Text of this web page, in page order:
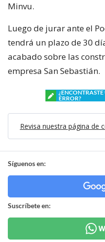
Minvu.
Luego de jurar ante el
tendrá un plazo de 30
acabado sobre las
empresa San Sebastián.
¿ENCONTRASTE
ERROR?
Revisa nuestra página de
Síguenos en:
Suscríbete en: